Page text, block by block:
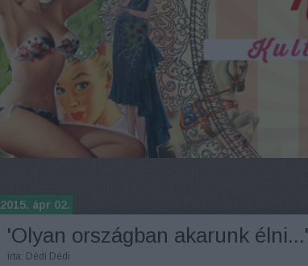
2015. ápr 02.
'Olyan országban akarunk élni...'
írta: Dédi Dédi